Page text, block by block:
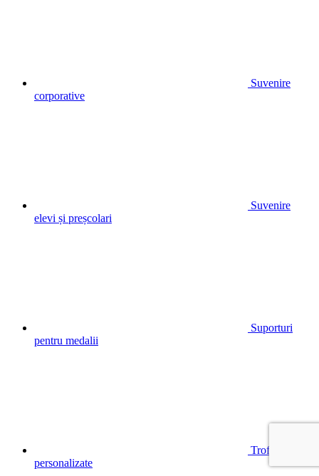
Suvenire
corporative
Suvenire
elevi și preșcolari
Suporturi
pentru medalii
Trofee
personalizate